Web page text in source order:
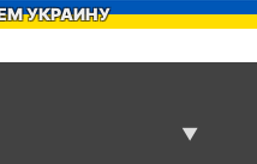
УКРАИНУ